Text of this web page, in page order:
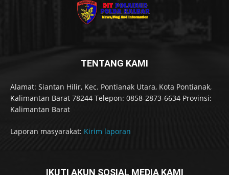
TENTANG KAMI
Alamat: Siantan Hilir, Kec. Pontianak Utara, Kota Pontianak,
Kalimantan Barat 78244 Telepon: 0858-2873-6634 Provinsi:
Kalimantan Barat
Laporan masyarakat: Kirim laporan
IKUTI AKUN SOSIAL MEDIA KAMI